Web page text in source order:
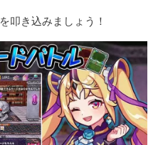
を叩き込みましょう！